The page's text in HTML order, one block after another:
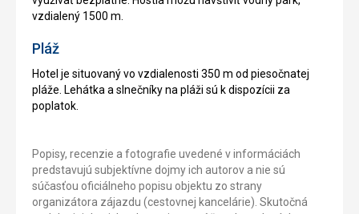
vzdialený 1500 m.
Pláž
Hotel je situovaný vo vzdialenosti 350 m od piesočnatej
pláže. Lehátka a slnečníky na pláži sú k dispozícii za
poplatok.
Popisy, recenzie a fotografie uvedené v informáciách
predstavujú subjektívne dojmy ich autorov a nie sú
súčasťou oficiálneho popisu objektu zo strany
organizátora zájazdu (cestovnej kancelárie). Skutočná